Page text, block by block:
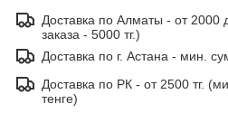
Доставка по Алматы - от 2000
заказа - 5000 тг.)
Доставка по г. Астана - мин.
Доставка по РК - от 2500 тг.
тенге)